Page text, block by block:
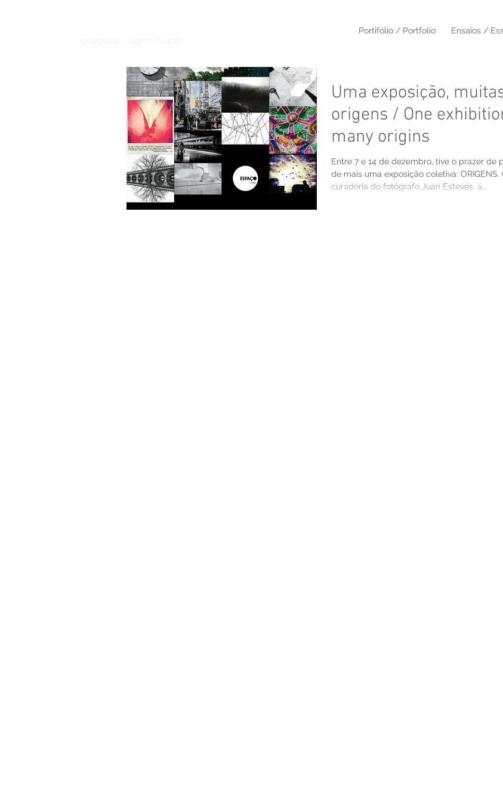
Portifólio / Portfolio Ensaios /
Uma exposição,
origens / One
many origins
Entre 7 e 14 de dezembro, tive o prazer de
de mais uma exposição coletiva: ORIGENS.
curadoria do fotógrafo Juan Esteves, a...